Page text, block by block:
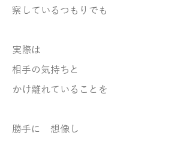
察しているつもりでも
実際は
相手の気持ちと
かけ離れていることを
勝手に 想像し